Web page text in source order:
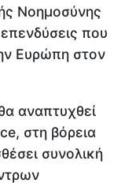
Νοημοσύνης
που
Ευρώπη στον
αναπτυχθεί
στη βόρεια
συνολική